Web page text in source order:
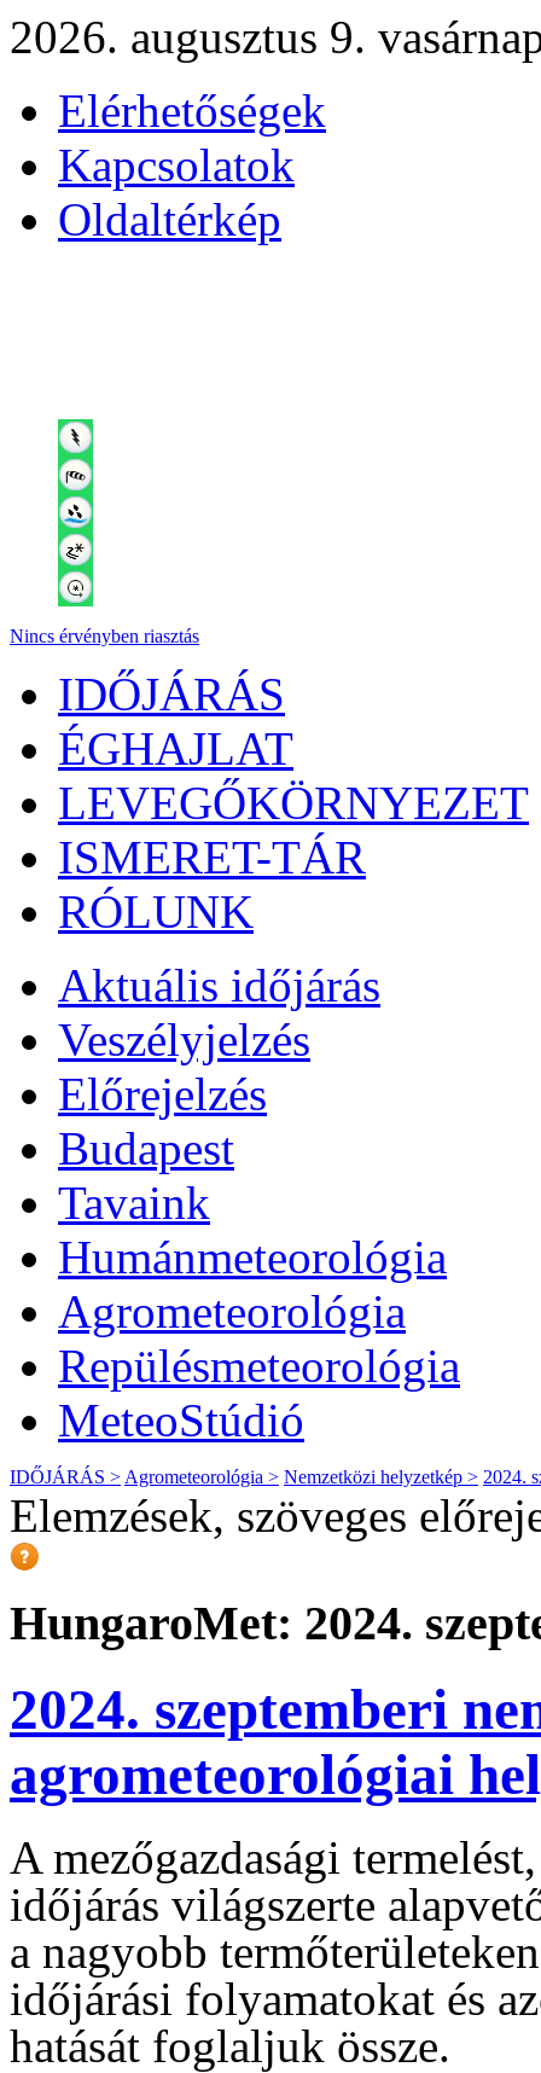
2026. augusztus 9.
Elérhetőségek
Kapcsolatok
Oldaltérkép
Nincs érvényben riasztás
IDŐJÁRÁS
ÉGHAJLAT
LEVEGŐKÖRNYEZET
ISMERET-TÁR
RÓLUNK
Aktuális időjárás
Veszélyjelzés
Előrejelzés
Budapest
Tavaink
Humánmeteorológia
Agrometeorológia
Repülésmeteorológia
MeteoStúdió
IDŐJÁRÁS > Agrometeorológia > Nemzetközi helyzetkép > 2024.
Elemzések, szöveges
HungaroMet: 2024.
2024. szeptemberi
agrometeorológiai
A mezőgazdasági
időjárás világszerte
a nagyobb
időjárási folyamatokat és
hatását foglaljuk össze.